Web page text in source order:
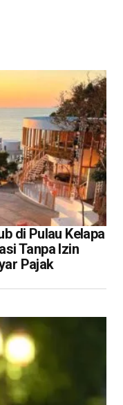
di Pulau Kelapa
Tanpa Izin
Pajak